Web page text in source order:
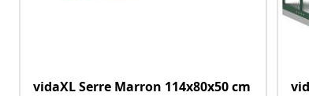
vidaXL Serre Marron 114x80x50 cm